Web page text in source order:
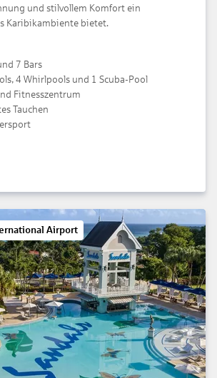
und stilvollem Komfort ein
Karibikambiente bietet.
7 Bars
4 Whirlpools und 1 Scuba-Pool
Fitnesszentrum
Tauchen
Airport